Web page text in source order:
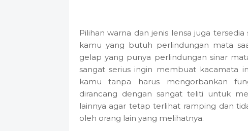
Pilihan warna dan jenis lensa juga
kamu yang butuh perlindungan mata
gelap yang punya perlindungan sinar
sangat serius ingin membuat kacamata
kamu tanpa harus mengorbankan
dirancang dengan sangat teliti untuk
lainnya agar tetap terlihat ramping dan
oleh orang lain yang melihatnya.